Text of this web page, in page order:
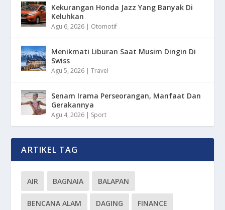
Kekurangan Honda Jazz Yang Banyak Di
Keluhkan
Agu 6, 2026 | Otomotif
Menikmati Liburan Saat Musim Dingin Di
Swiss
Agu 5, 2026 |Travel
Senam Irama Perseorangan, Manfaat Dan
Gerakannya
Agu 4, 2026 | Sport
ARTIKEL TAG
AIR BAGNAIA BALAPAN
BENCANA ALAM DAGING FINANCE